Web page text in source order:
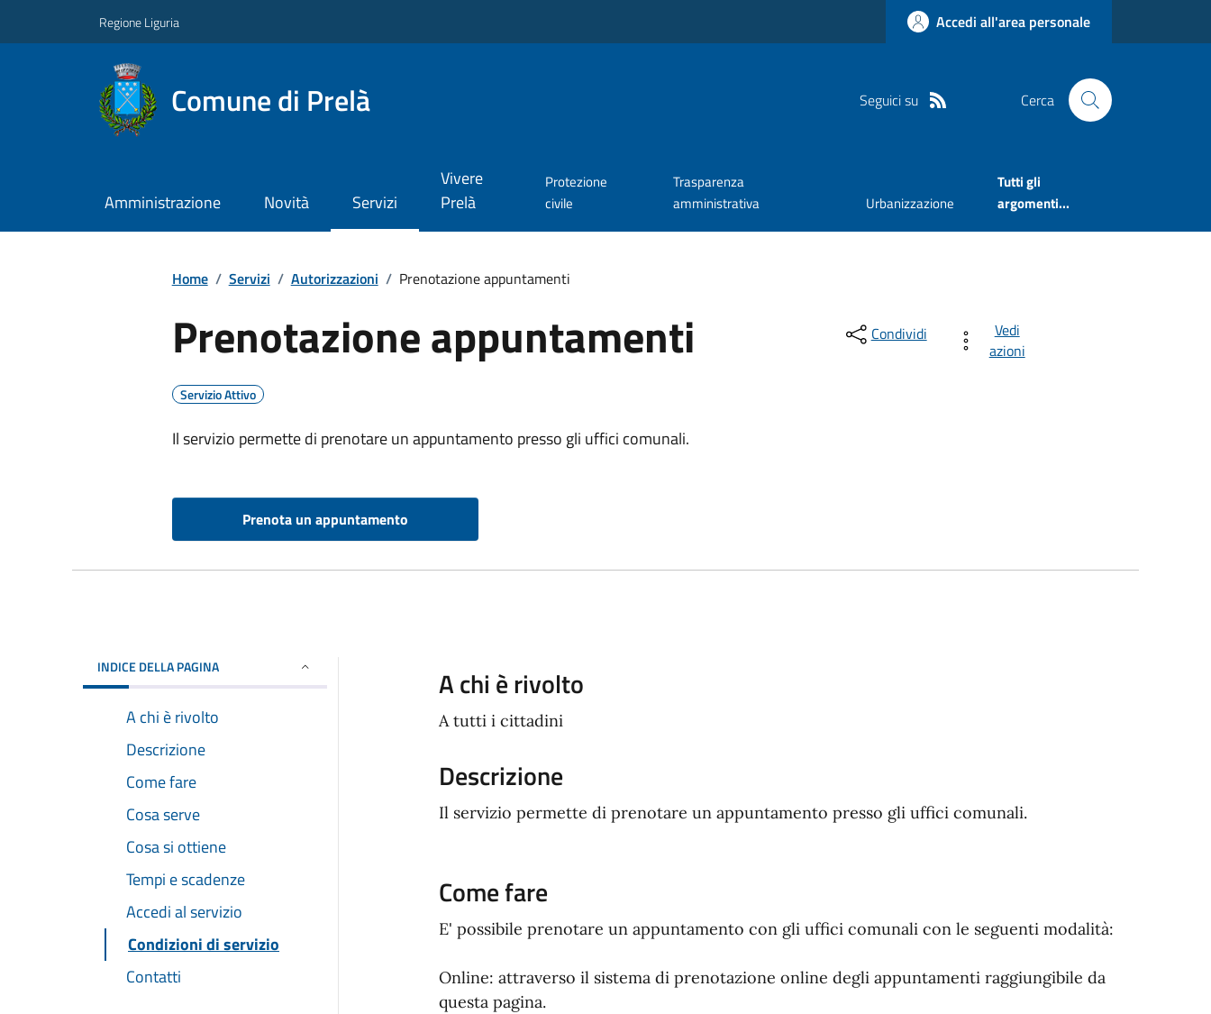
Regione Liguria Accedi all'area personale
Comune di Prelà Seguici su Cerca
Amministrazione Novità Servizi
Vivere
Prelà
Protezione
civile
Trasparenza
amministrativa
Urbanizzazione
Tutti gli
argomenti...
Home / Servizi / Autorizzazioni / Prenotazione appuntamenti
Prenotazione appuntamenti
Servizio Attivo
Il servizio permette di prenotare un appuntamento presso gli uffici comunali.
Prenota un appuntamento
Condividi
Vedi
azioni
INDICE DELLA PAGINA
A chi è rivolto
Descrizione
Come fare
Cosa serve
Cosa si ottiene
Tempi e scadenze
Accedi al servizio
Condizioni di servizio
Contatti
A chi è rivolto
A tutti i cittadini
Descrizione
Il servizio permette di prenotare un appuntamento presso gli uffici comunali.
Come fare
E' possibile prenotare un appuntamento con gli uffici comunali con le seguenti modalità:
Online: attraverso il sistema di prenotazione online degli appuntamenti raggiungibile da
questa pagina.